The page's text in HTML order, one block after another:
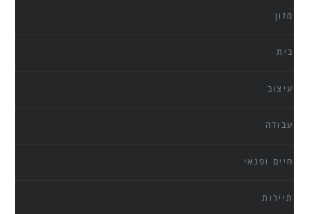
מזון
בית
עיצוב
עבודה
חיים ופנאי
תיירות